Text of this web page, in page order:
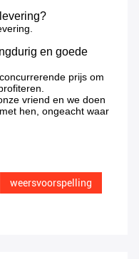
en goede
prijs om
vriend en we doen
hen, ongeacht waar
weersvoorspelling